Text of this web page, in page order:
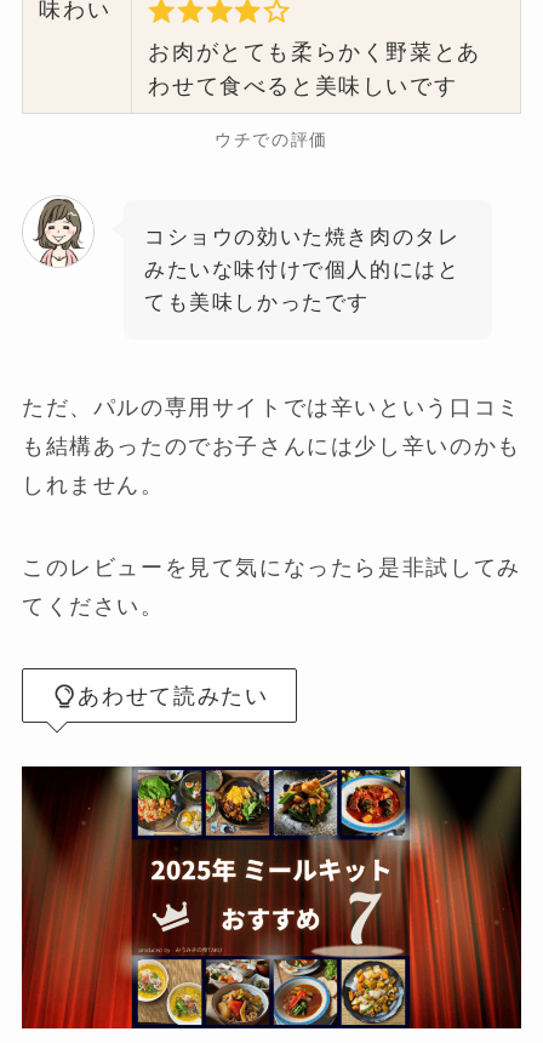
味わい
お肉がとても柔らかく野菜とあ
わせて食べると美味しいです
ウチでの評価
コショウの効いた焼き肉のタレ
みたいな味付けで個人的にはと
ても美味しかったです
ただ、パルの専用サイトでは辛いという口コミ
も結構あったのでお子さんには少し辛いのかも
しれません。
このレビューを見て気になったら是非試してみ
てください。
あわせて読みたい